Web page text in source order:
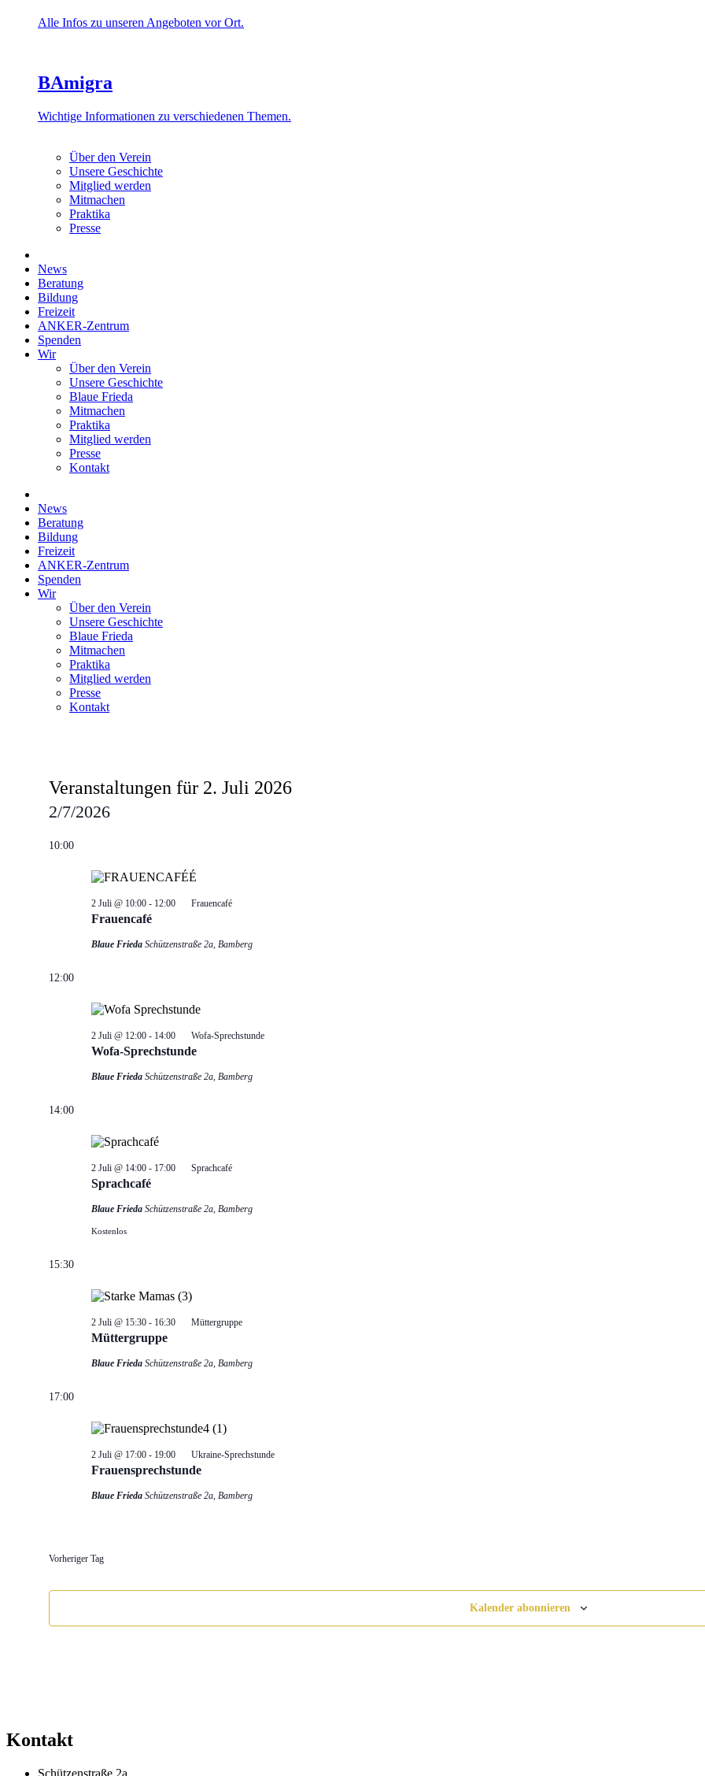
Alle Infos zu unseren Angeboten vor Ort.
BAmigra
Wichtige Informationen zu verschiedenen Themen.
Über den Verein
Unsere Geschichte
Mitglied werden
Mitmachen
Praktika
Presse
News
Beratung
Bildung
Freizeit
ANKER-Zentrum
Spenden
Wir
Über den Verein
Unsere Geschichte
Blaue Frieda
Mitmachen
Praktika
Mitglied werden
Presse
Kontakt
News
Beratung
Bildung
Freizeit
ANKER-Zentrum
Spenden
Wir
Über den Verein
Unsere Geschichte
Blaue Frieda
Mitmachen
Praktika
Mitglied werden
Presse
Kontakt
Veranstaltungen für 2. Juli 2026
2/7/2026
wählen.
10:00
Frauencafé
2 Juli @ 10:00- 12:00 Frauencafé
Blaue Frieda Schützenstraße 2a, Bamberg
12:00
Wofa-Sprechstunde
2 Juli @ 12:00- 14:00 Wofa-Sprechstunde
Blaue Frieda Schützenstraße 2a, Bamberg
14:00
Sprachcafé
2 Juli @ 14:00- 17:00 Sprachcafé
Blaue Frieda Schützenstraße 2a, Bamberg
Kostenlos
15:30
Müttergruppe
2 Juli @ 15:30- 16:30 Müttergruppe
Blaue Frieda Schützenstraße 2a, Bamberg
17:00
Frauensprechstunde
2 Juli @ 17:00- 19:00 Ukraine-Sprechstunde
Blaue Frieda Schützenstraße 2a, Bamberg
Vorheriger Tag
Kalender abonnieren
Kontakt